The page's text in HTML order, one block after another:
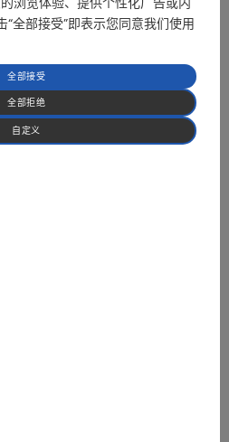
类对电磁力的掌握日益精湛。当电机能够在完全
传感器时，我们就达到了无传感器 FOC 技术的顶
全部接受”即表示您同意我们使用
自定义
全部拒绝
全部接受